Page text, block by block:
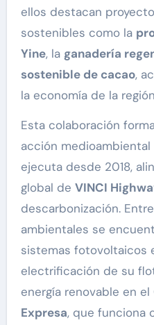
ellos destacan
sostenibles como la
Yine, la ganadería
sostenible de cacao,
la economía de la
Esta colaboración
acción
ejecuta desde 2018,
global de VINCI
descarbonización.
ambientales se
sistemas fotovoltaicos
electrificación de su
energía renovable en el
Expresa, que funciona